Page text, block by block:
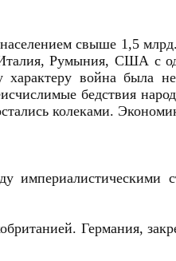
свыше 1,5
Румыния, США с
война была
бедствия
колеками.
Германия,